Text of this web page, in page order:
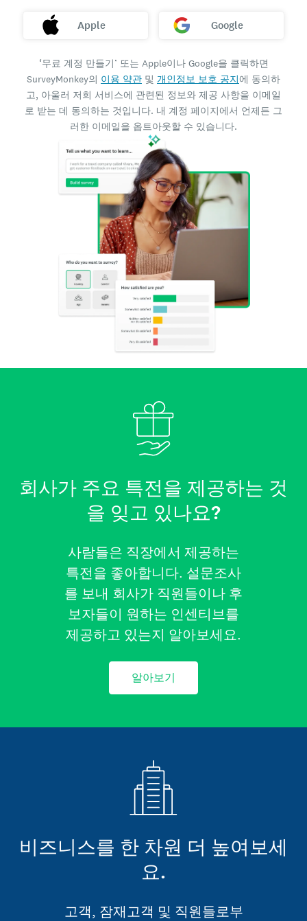
Apple Google
‘무료 계정 만들기’ 또는 Apple이나 Google을 클릭하면
SurveyMonkey의 이용 약관 및 개인정보 보호 공지에 동의하
고, 아울러 저희 서비스에 관련된 정보와 제공 사항을 이메일
로 받는 데 동의하는 것입니다. 내 계정 페이지에서 언제든 그
러한 이메일을 옵트아웃할 수 있습니다.
회사가 주요 특전을 제공하는 것
을 잊고 있나요?
사람들은 직장에서 제공하는
특전을 좋아합니다. 설문조사
를 보내 회사가 직원들이나 후
보자들이 원하는 인센티브를
제공하고 있는지 알아보세요.
알아보기
비즈니스를 한 차원 더 높여보세
요.
고객, 잠재고객 및 직원들로부